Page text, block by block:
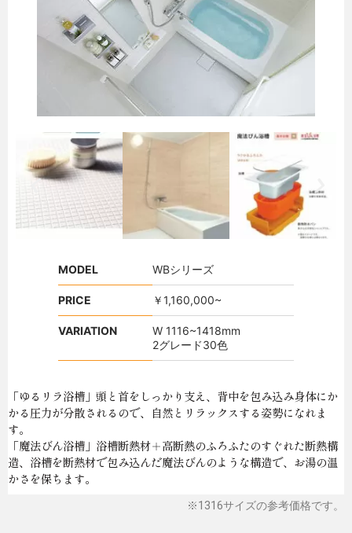
MODEL WBシリーズ
PRICE ￥1,160,000~
VARIATION
W 1116~1418mm
2グレード30色
「ゆるリラ浴槽」頭と首をしっかり支え、背中を包み込み身体にか
かる圧力が分散されるので、自然とリラックスする姿勢になれま
す。
「魔法びん浴槽」浴槽断熱材＋高断熱のふろふたのすぐれた断熱構
造、浴槽を断熱材で包み込んだ魔法びんのような構造で、お湯の温
かさを保ちます。
※1316サイズの参考価格です。